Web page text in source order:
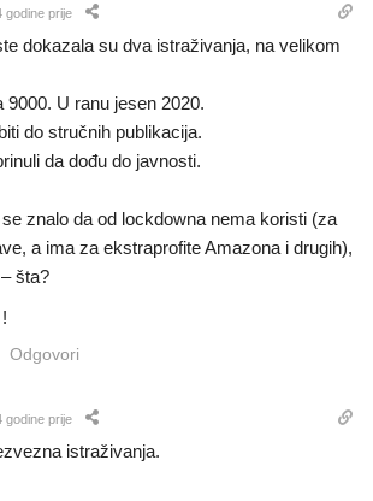
godine prije
dokazala su dva istraživanja, na velikom
U ranu jesen 2020.
do stručnih publikacija.
da dođu do javnosti.
znalo da od lockdowna nema koristi (za
a ima za ekstraprofite Amazona i drugih),
šta?
Odgovori
godine prije
istraživanja.